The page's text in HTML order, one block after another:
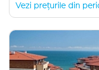
Vezi prețurile din